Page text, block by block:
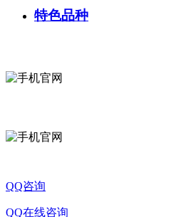
特色品种
QQ咨询
QQ在线咨询